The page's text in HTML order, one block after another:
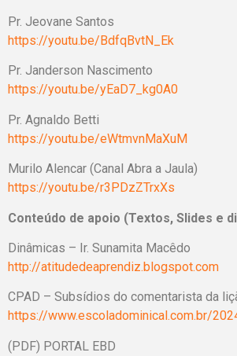
Pr.
https://youtu.be/BdfqBvtN_Ek
Pr. Janderson
https://youtu.be/yEaD7_kg0A0
Pr. Agnaldo Betti
https://youtu.be/eWtmvnMaXuM
Murilo Alencar (Canal Abra a Jaula)
https://youtu.be/r3PDzZTrxXs
Conteúdo de apoio (Textos, Slides e
Dinâmicas – Ir. Sunamita Macêdo
http://atitudedeaprendiz.blogspot.com
CPAD – Subsídios do comentarista da
https://www.escoladominical.com.br/
(PDF) PORTAL EBD